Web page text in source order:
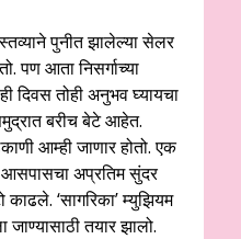
पुनीत झालेल्या सेलर
पण आता निसर्गाच्या
दिवस तोही अनुभव घ्यायचा
बरीच बेटे आहेत.
आम्ही जाणार होतो. एक
अप्रतिम सुंदर
काढले. ‘सागरिका’ म्युझियम
तयार झालो.